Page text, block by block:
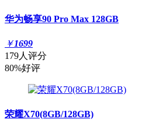
华为畅享90 Pro Max 128GB
￥1699
179人评分
80%好评
荣耀X70(8GB/128GB)